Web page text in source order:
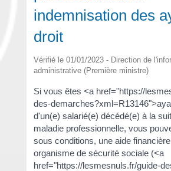
indemnisation des
droit
Vérifié le 01/01/2023 - Direction de
administrative (Première ministre)
Si vous êtes <a href="https://
des-
d'un(e) salarié(e) décédé(e) à la
maladie professionnelle, vous
sous conditions, une aide
organisme de sécurité sociale (<a
href="https://lesmesnuls.fr/guide-